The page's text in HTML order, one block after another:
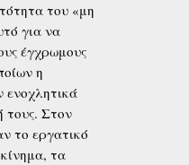
του «μη
για να
έγχρωμους
η
ενοχλητικά
τους. Στον
το εργατικό
τα